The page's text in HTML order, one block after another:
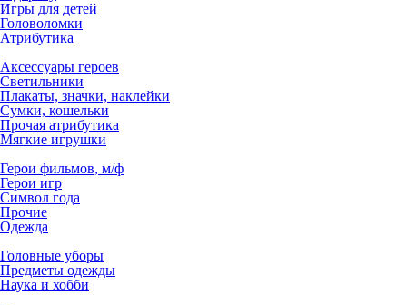
Игры для детей
Головоломки
Атрибутика
Аксессуары героев
Светильники
Плакаты, значки, наклейки
Сумки, кошельки
Прочая атрибутика
Мягкие игрушки
Герои фильмов, м/ф
Герои игр
Символ года
Прочие
Одежда
Головные уборы
Предметы одежды
Наука и хобби